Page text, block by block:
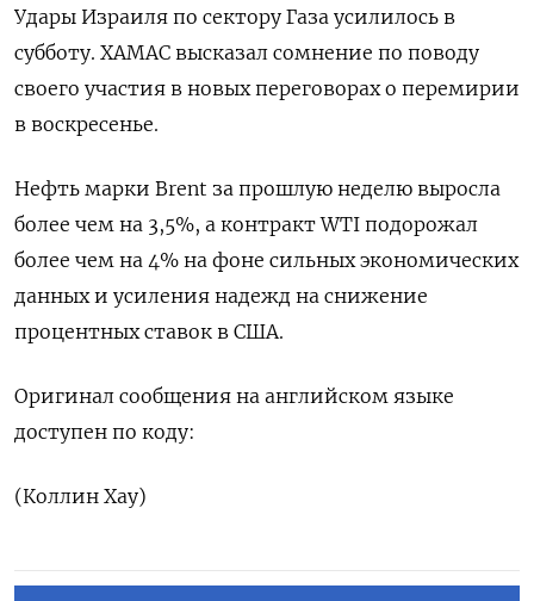
Удары Израиля по сектору Газа усилилось в
субботу. ХАМАС высказал сомнение по поводу
своего участия в новых переговорах о перемирии
в воскресенье.
Нефть марки Brent за прошлую неделю выросла
более чем на 3,5%, а контракт WTI подорожал
более чем на 4% на фоне сильных экономических
данных и усиления надежд на снижение
процентных ставок в США.
Оригинал сообщения на английском языке
доступен по коду:
(Коллин Хау)